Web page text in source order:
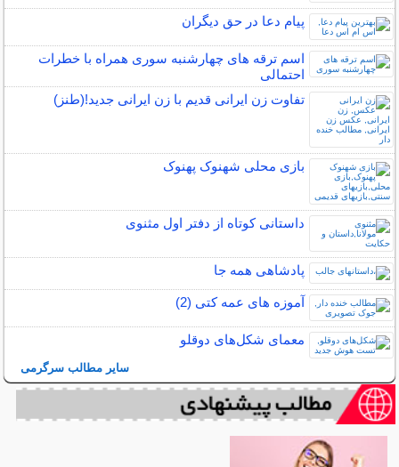
پیام دعا در حق دیگران
اسم ترقه های چهارشنبه سوری همراه با خطرات
احتمالی
تفاوت زن ایرانی قدیم با زن ایرانی جدید!(طنز)
بازی محلی شهنوک پهنوک
داستانی کوتاه از دفتر اول مثنوی
پادشاهی همه جا
آموزه های عمه کتی (2)
معمای شکل‌های دوقلو
سایر مطالب سرگرمی